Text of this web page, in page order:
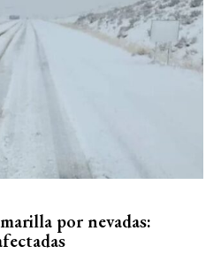
por nevadas: